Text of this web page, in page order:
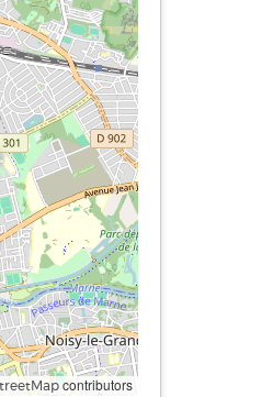
contributors